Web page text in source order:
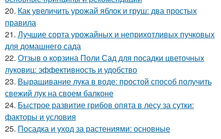
20. Как увеличить урожай яблок и груш: два простых
правила
21. Лучшие сорта урожайных и неприхотливых пучковых
для домашнего сада
22. Отзыв о корзина Поли Сад для посадки цветочных
луковиц: эффективность и удобство
23. Выращивание лука в воде: простой способ получить
свежий лук на своем балконе
24. Быстрое развитие грибов опята в лесу за сутки:
факторы и условия
25. Посадка и уход за растениями: основные